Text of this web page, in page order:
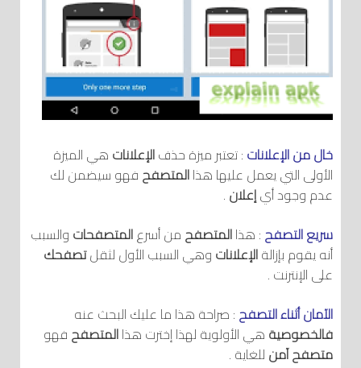
خال من الإعلانات : تعتبر ميزة حذفالإعلانات هي الميزة
الأولى التي يعمل عليها هذاالمتصفح فهو سيضمن لك
عدم وجود أيإعلان .
سريع التصفح : هذاالمتصفح من أسرعالمتصفحات والسبب
أنه يقوم بإزالةالإعلانات وهي السبب الأول لثقلتصفحك
على الإنترنت .
الآمان أثناء التصفح : صراحة هذا ما عليك البحث عنه
فالخصوصية هي الأولوية لهذا إخترت هذاالمتصفح فهو
متصفحآمن للغاية .